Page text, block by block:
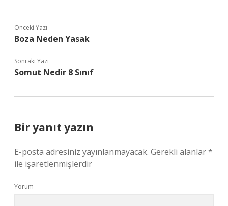
Önceki Yazı
Boza Neden Yasak
Sonraki Yazı
Somut Nedir 8 Sınıf
Bir yanıt yazın
E-posta adresiniz yayınlanmayacak. Gerekli alanlar*
ile işaretlenmişlerdir
Yorum